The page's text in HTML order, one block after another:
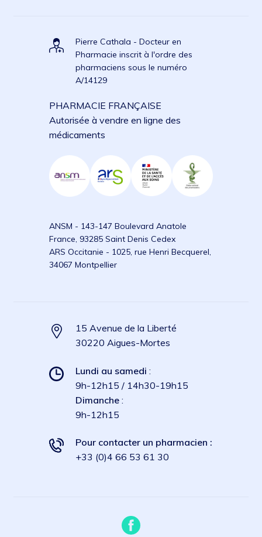
Pierre Cathala - Docteur en
Pharmacie inscrit à l'ordre des
pharmaciens sous le numéro
A/14129
PHARMACIE FRANÇAISE
Autorisée à vendre en ligne des
médicaments
ANSM - 143-147 Boulevard Anatole
France, 93285 Saint Denis Cedex
ARS Occitanie - 1025, rue Henri Becquerel,
34067 Montpellier
15 Avenue de la Liberté
30220 Aigues-Mortes
Lundi au samedi :
9h-12h15 / 14h30-19h15
Dimanche :
9h-12h15
Pour contacter un pharmacien :
+33 (0)4 66 53 61 30